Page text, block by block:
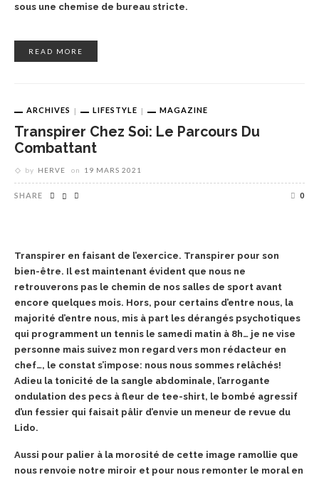
sous une chemise de bureau stricte.
READ MORE
ARCHIVES LIFESTYLE MAGAZINE
Transpirer Chez Soi: Le Parcours Du
Combattant
by HERVE on 19 MARS 2021
SHARE 0
Transpirer en faisant de l’exercice. Transpirer pour son
bien-être. Il est maintenant évident que nous ne
retrouverons pas le chemin de nos salles de sport avant
encore quelques mois. Hors, pour certains d’entre nous, la
majorité d’entre nous, mis à part les dérangés psychotiques
qui programment un tennis le samedi matin à 8h… je ne vise
personne mais suivez mon regard vers mon rédacteur en
chef…, le constat s’impose: nous nous sommes relâchés!
Adieu la tonicité de la sangle abdominale, l’arrogante
ondulation des pecs à fleur de tee-shirt, le bombé agressif
d’un fessier qui faisait pâlir d’envie un meneur de revue du
Lido.
Aussi pour palier à la morosité de cette image ramollie que
nous renvoie notre miroir et pour nous remonter le moral en